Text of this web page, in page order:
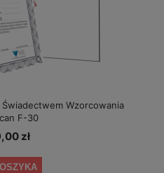
Wzorcowania
F-30
zł